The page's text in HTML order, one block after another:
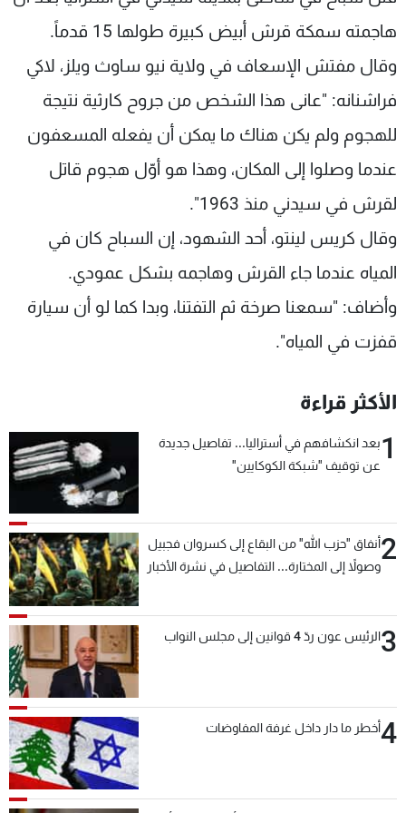
هاجمته سمكة قرش أبيض كبيرة طولها 15 قدماً.
وقال مفتش الإسعاف في ولاية نيو ساوث ويلز، لاكي
فراشنانه: "عانى هذا الشخص من جروح كارثية نتيجة
للهجوم ولم يكن هناك ما يمكن أن يفعله المسعفون
عندما وصلوا إلى المكان، وهذا هو أوّل هجوم قاتل
لقرش في سيدني منذ 1963".
وقال كريس لينتو، أحد الشهود، إن السباح كان في
المياه عندما جاء القرش وهاجمه بشكل عمودي.
وأضاف: "سمعنا صرخة ثم التفتنا، وبدا كما لو أن سيارة
قفزت في المياه".
الأكثر قراءة
1بعد انكشافهم في أستراليا... تفاصيل جديدة
عن توقيف "شبكة الكوكايين"
2أنفاق "حزب الله" من البقاع إلى كسروان فجبيل
وصولاً إلى المختارة... التفاصيل في نشرة الأخبار
3الرئيس عون ردّ 4 قوانين إلى مجلس النواب
4أخطر ما دار داخل غرفة المفاوضات
شاهد البرامج
الترددات
عن MTV
لاعلاناتكم
وظائف
تواصل معنا
شروط الإسـتخدام
سياسة الخصوصية